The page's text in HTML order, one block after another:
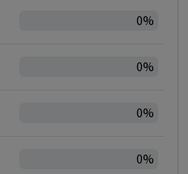
0%
0%
0%
0%